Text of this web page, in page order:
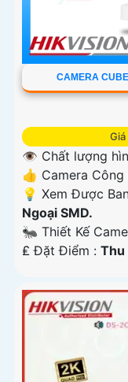
CAMERA
👁 Chất lượng
👍 Camera Công
💡 Xem Được
Ngoại SMD.
🐜 Thiết Kế
️₤ Đặt Điểm : Thu